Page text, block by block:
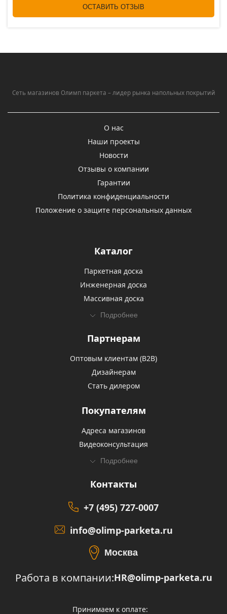
ОСТАВИТЬ ОТЗЫВ
Сеть магазинов Олимп паркета – лидер рынка напольных покрытий
О нас
Наши проекты
Новости
Отзывы о компании
Гарантии
Политика конфиденциальности
Положение о защите персональных данных
Каталог
Паркетная доска
Инженерная доска
Массивная доска
Подробнее
Партнерам
Оптовым клиентам (В2В)
Дизайнерам
Стать дилером
Покупателям
Адреса магазинов
Видеоконсультация
Подробнее
Контакты
+7 (495) 727-0007
info@olimp-parketa.ru
Москва
Работа в компании:HR@olimp-parketa.ru
Принимаем к оплате: